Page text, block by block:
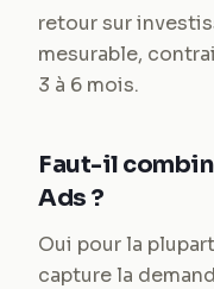
retour sur
mesurable,
3 à 6 mois.
Faut-il
Ads ?
Oui pour la
capture la